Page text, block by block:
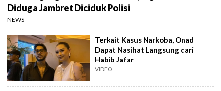
Diduga Jambret Diciduk Polisi
NEWS
Terkait Kasus Narkoba, Onad
Dapat Nasihat Langsung dari
Habib Jafar
VIDEO